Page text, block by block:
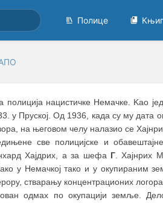
Полице
нацистичке Немачке. Kao
у Пруској. Од 1936, када су му
на његовом челу налазио се
све полицијске и
Хајдрих, а за шефа Г. Хајнрих
у Немачкој тако и у окупираним
стварању концентрационих
одмах по окупацији земље.